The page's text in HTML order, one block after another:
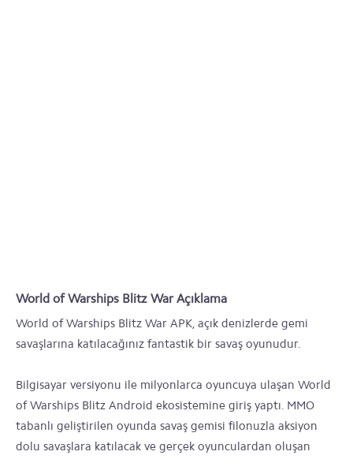
World of Warships Blitz War Açıklama
World of Warships Blitz War APK, açık denizlerde gemi
savaşlarına katılacağınız fantastik bir savaş oyunudur.
Bilgisayar versiyonu ile milyonlarca oyuncuya ulaşan World
of Warships Blitz Android ekosistemine giriş yaptı. MMO
tabanlı geliştirilen oyunda savaş gemisi filonuzla aksiyon
dolu savaşlara katılacak ve gerçek oyunculardan oluşan